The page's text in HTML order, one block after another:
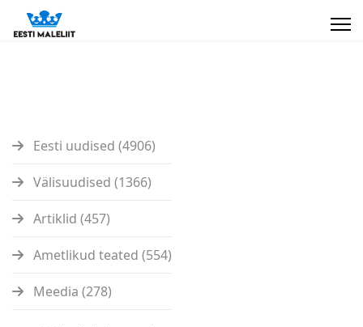
Eesti uudised (4906)
Välisuudised (1366)
Artiklid (457)
Ametlikud teated (554)
Meedia (278)